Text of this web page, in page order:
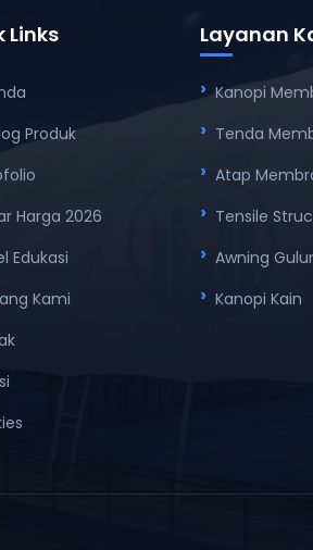
Links
Produk
Harga 2026
Edukasi
Kami
Layanan
Kanopi
Tenda
Atap
Tensile
Awning
Kanopi Kain